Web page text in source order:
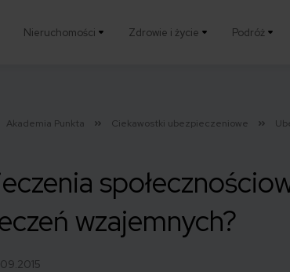
Nieruchomości Zdrowie i życie Podróż
Akademia Punkta Ciekawostki ubezpieczeniowe
wzajemnych?